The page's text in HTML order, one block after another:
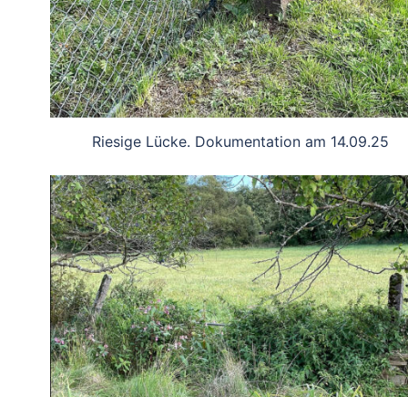
Riesige Lücke. Dokumentation am 14.09.25